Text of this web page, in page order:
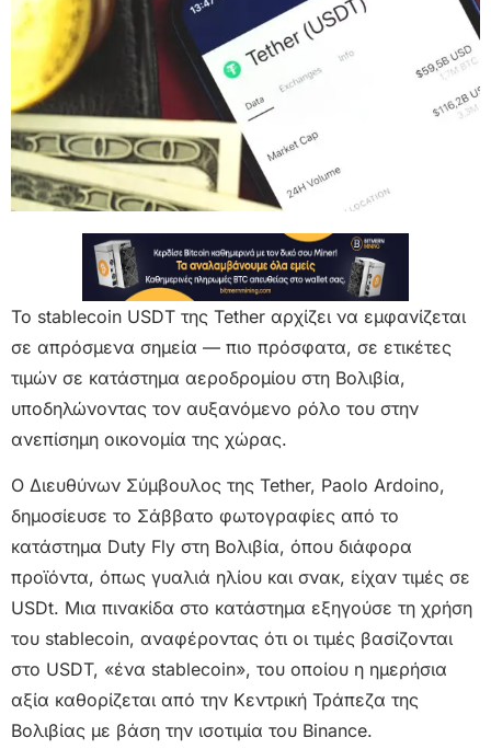
Το stablecoin USDT της Tether αρχίζει να εμφανίζεται
σε απρόσμενα σημεία — πιο πρόσφατα, σε ετικέτες
τιμών σε κατάστημα αεροδρομίου στη Βολιβία,
υποδηλώνοντας τον αυξανόμενο ρόλο του στην
ανεπίσημη οικονομία της χώρας.
Ο Διευθύνων Σύμβουλος της Tether, Paolo Ardoino,
δημοσίευσε το Σάββατο φωτογραφίες από το
κατάστημα Duty Fly στη Βολιβία, όπου διάφορα
προϊόντα, όπως γυαλιά ηλίου και σνακ, είχαν τιμές σε
USDt. Μια πινακίδα στο κατάστημα εξηγούσε τη χρήση
του stablecoin, αναφέροντας ότι οι τιμές βασίζονται
στο USDT, «ένα stablecoin», του οποίου η ημερήσια
αξία καθορίζεται από την Κεντρική Τράπεζα της
Βολιβίας με βάση την ισοτιμία του Binance.